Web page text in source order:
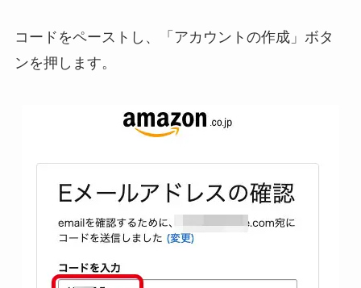
コードをペーストし、「アカウントの作成」ボタ
ンを押します。